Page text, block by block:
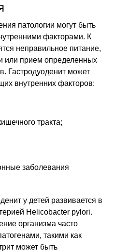
патологии могут быть
факторами. К
неправильное питание,
или прием определенных
Гастродуоденит может
внутренних факторов:
тракта;
заболевания
у детей развивается в
Helicobacter pylori.
организма часто
такими как
может быть